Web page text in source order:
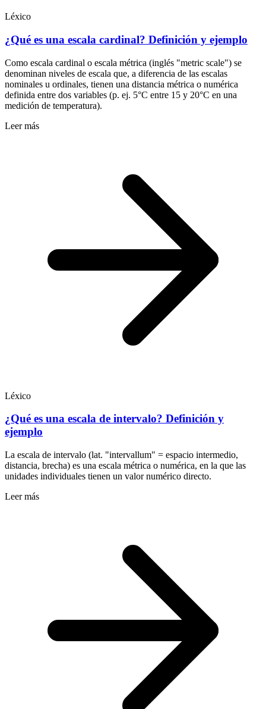
Léxico
¿Qué es una escala cardinal? Definición y ejemplo
Como escala cardinal o escala métrica (inglés "metric scale") se
denominan niveles de escala que, a diferencia de las escalas
nominales u ordinales, tienen una distancia métrica o numérica
definida entre dos variables (p. ej. 5°C entre 15 y 20°C en una
medición de temperatura).
Leer más
Léxico
¿Qué es una escala de intervalo? Definición y
ejemplo
La escala de intervalo (lat. "intervallum" = espacio intermedio,
distancia, brecha) es una escala métrica o numérica, en la que las
unidades individuales tienen un valor numérico directo.
Leer más